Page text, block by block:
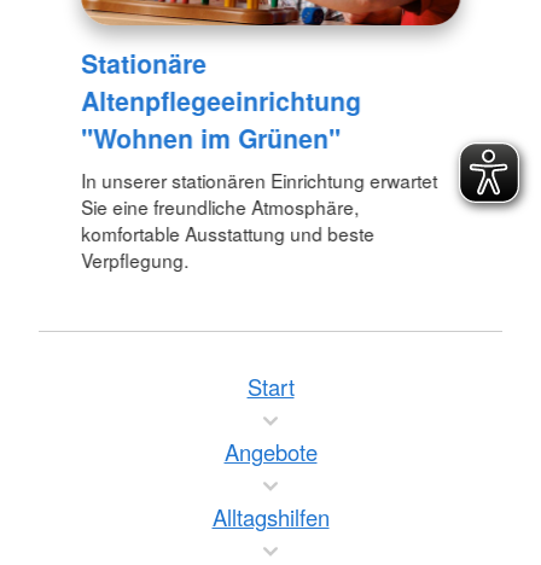
Stationäre
Altenpflegeeinrichtung
"Wohnen im Grünen"
In unserer stationären Einrichtung erwartet
Sie eine freundliche Atmosphäre,
komfortable Ausstattung und beste
Verpflegung.
Start
Angebote
Alltagshilfen